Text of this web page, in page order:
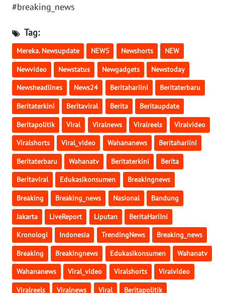
#breaking_news
Tag:
Mereka. Newsupdate NEWS Newshorts NEW
Newvideo Newstatus Newgadgets Newstoday
Newsheadlines News24 Beritahariini Beritaterbaru
Beritaterkini Beritaviral Berita Beritaupdate
Beritapolitik Viral Viralnews Viralreels Viralvideo
Viralshorts Viral_video Wahananews Beritahariini
Beritaterbaru Wahanatv Beritaterkini Berita
Beritaviral Edukasikonsumen Breakingnews
Breaking Breaking_news Nasional Bandung
Jakarta LiveReport Liputan BeritaHariIni
Kronologi Indonesia TrendingNews Breaking_news
Breaking Breakingnews Edukasikonsumen Wahanatv
Wahananews Viral_video Viralshorts Viralvideo
Viralreels Viralnews Viral Beritapolitik
WN
WN
DANAU
TOBA
WN
NIAS
WN
LANGKAT
WN
TAPANULI
SELATAN
WN
TANJUNG
LESUNG
WN
KARO